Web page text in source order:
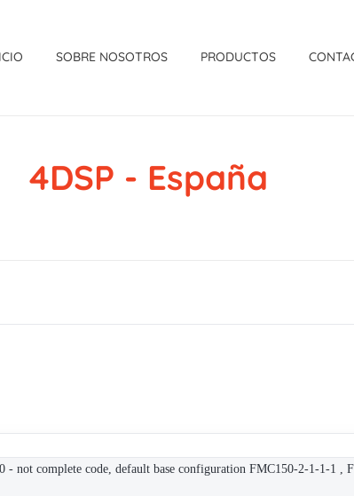
SOBRE NOSOTROS PRODUCTOS
4DSP - España
not complete code, default base configuration FMC150-2-1-1-1 ,